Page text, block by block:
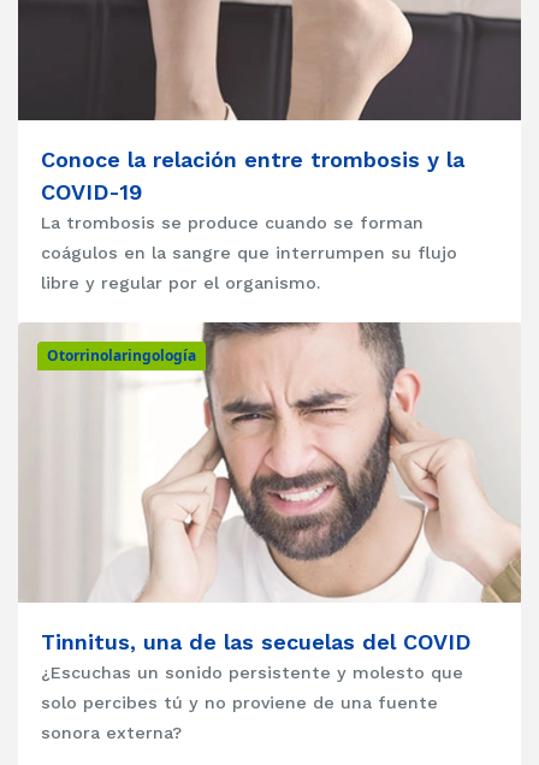
Conoce la relación entre trombosis y la
COVID-19
La trombosis se produce cuando se forman
coágulos en la sangre que interrumpen su flujo
libre y regular por el organismo.
Otorrinolaringología
Tinnitus, una de las secuelas del COVID
¿Escuchas un sonido persistente y molesto que
solo percibes tú y no proviene de una fuente
sonora externa?